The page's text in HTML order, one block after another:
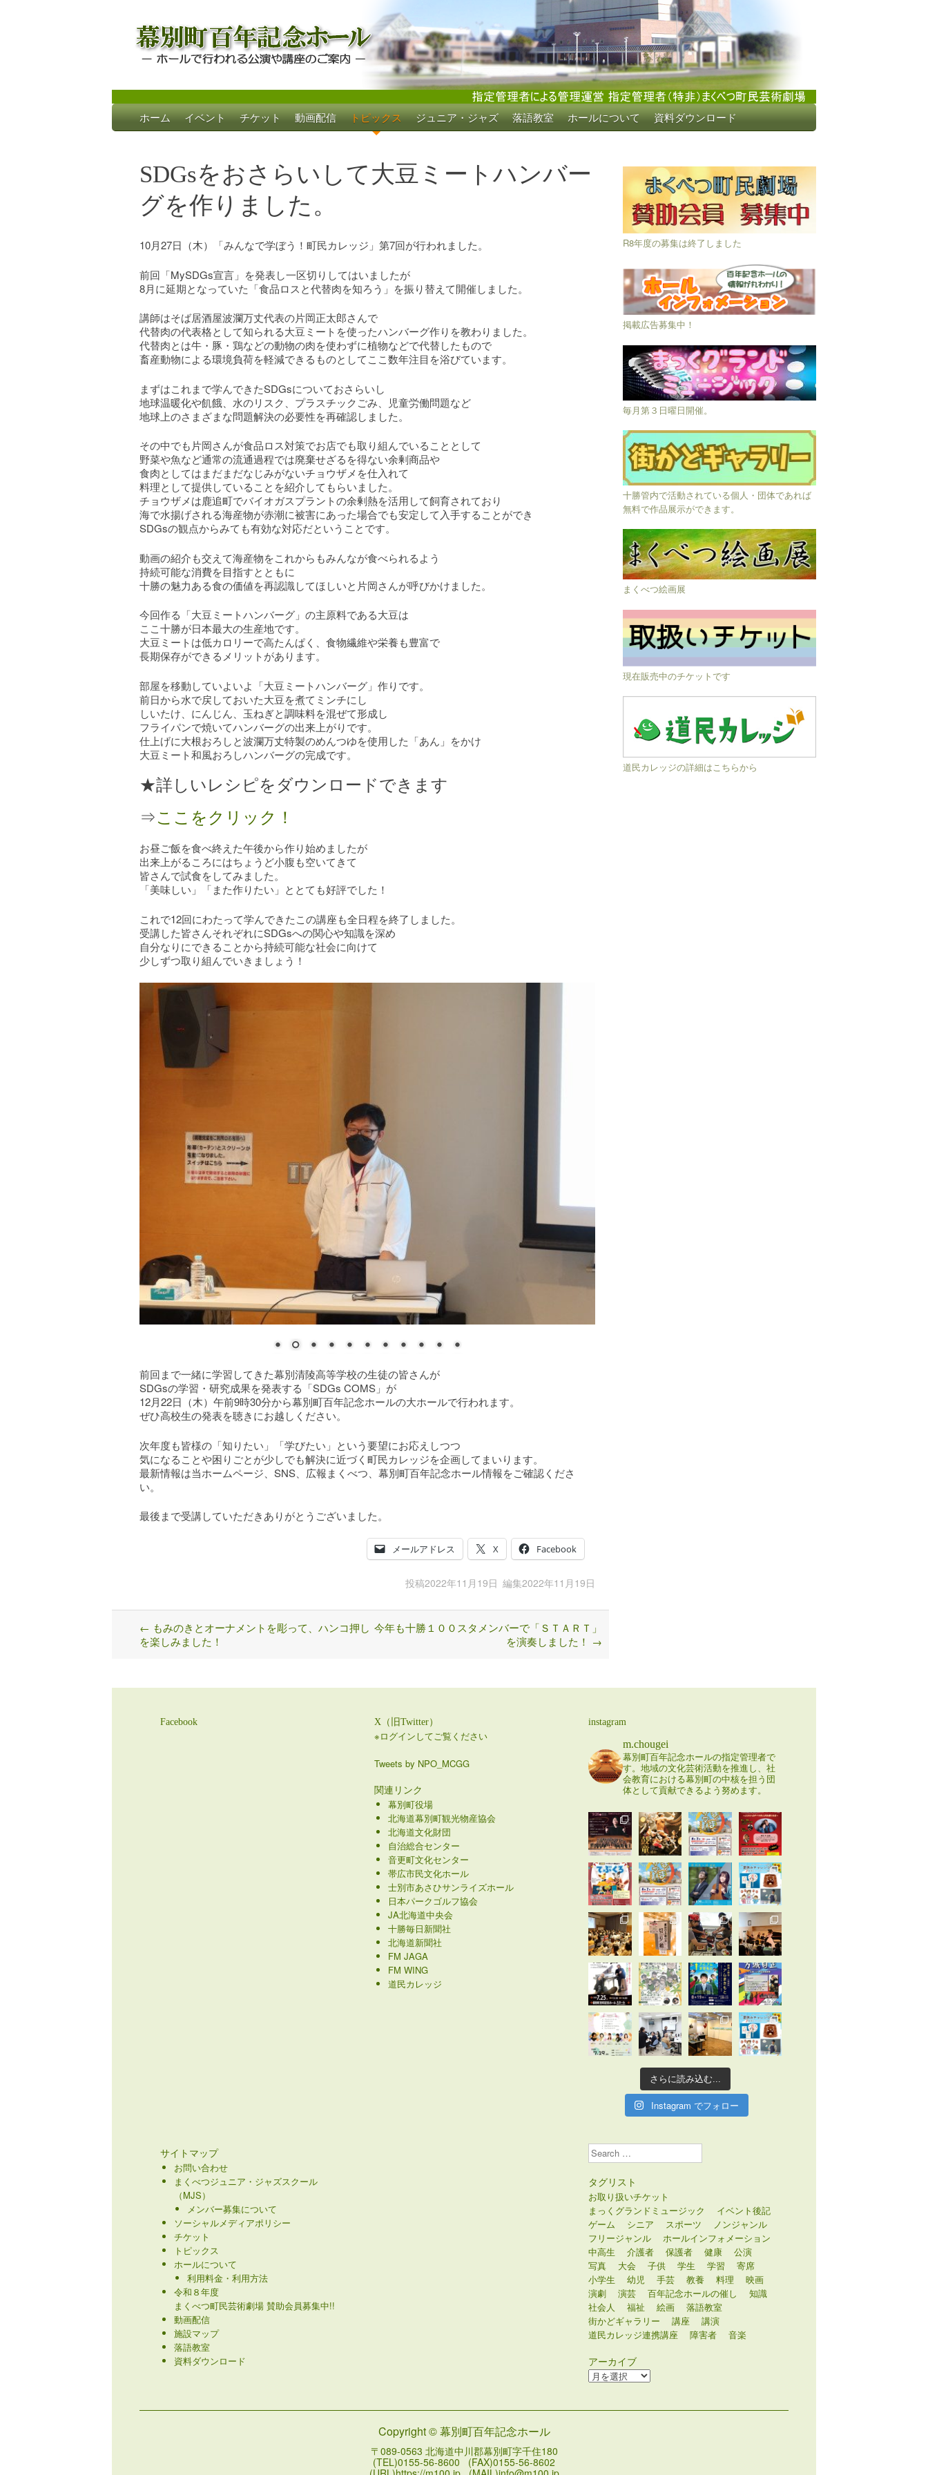
幕別町百年記念ホール
ホールで行われる公演や講座のご案内
Skip
to
ホーム イベント チケット 動画配信 トピックス ジュニア・ジャズ 落語教室 ホールについて 資料ダウンロード
SDGsをおさらいして大豆ミートハンバー
グを作りました。
10月27日（木）「みんなで学ぼう！町民カレッジ」第7回が行われました。
前回「MySDGs宣言」を発表し一区切りしてはいましたが
8月に延期となっていた「食品ロスと代替肉を知ろう」を振り替えて開催しました。
講師はそば居酒屋波瀾万丈代表の片岡正太郎さんで
代替肉の代表格として知られる大豆ミートを使ったハンバーグ作りを教わりました。
代替肉とは牛・豚・鶏などの動物の肉を使わずに植物などで代替したもので
畜産動物による環境負荷を軽減できるものとしてここ数年注目を浴びています。
まずはこれまで学んできたSDGsについておさらいし
地球温暖化や飢餓、水のリスク、プラスチックごみ、児童労働問題など
地球上のさまざまな問題解決の必要性を再確認しました。
その中でも片岡さんが食品ロス対策でお店でも取り組んでいることとして
野菜や魚など通常の流通過程では廃棄せざるを得ない余剰商品や
食肉としてはまだまだなじみがないチョウザメを仕入れて
料理として提供していることを紹介してもらいました。
チョウザメは鹿追町でバイオガスプラントの余剰熱を活用して飼育されており
海で水揚げされる海産物が赤潮に被害にあった場合でも安定して入手することができ
SDGsの観点からみても有効な対応だということです。
動画の紹介も交えて海産物をこれからもみんなが食べられるよう
持続可能な消費を目指すとともに
十勝の魅力ある食の価値を再認識してほしいと片岡さんが呼びかけました。
今回作る「大豆ミートハンバーグ」の主原料である大豆は
ここ十勝が日本最大の生産地です。
大豆ミートは低カロリーで高たんぱく、食物繊維や栄養も豊富で
長期保存ができるメリットがあります。
部屋を移動していよいよ「大豆ミートハンバーグ」作りです。
前日から水で戻しておいた大豆を煮てミンチにし
しいたけ、にんじん、玉ねぎと調味料を混ぜて形成し
フライパンで焼いてハンバーグの出来上がりです。
仕上げに大根おろしと波瀾万丈特製のめんつゆを使用した「あん」をかけ
大豆ミート和風おろしハンバーグの完成です。
★詳しいレシピをダウンロードできます
⇒ここをクリック！
お昼ご飯を食べ終えた午後から作り始めましたが
出来上がるころにはちょうど小腹も空いてきて
皆さんで試食をしてみました。
「美味しい」「また作りたい」ととても好評でした！
これで12回にわたって学んできたこの講座も全日程を終了しました。
受講した皆さんそれぞれにSDGsへの関心や知識を深め
自分なりにできることから持続可能な社会に向けて
少しずつ取り組んでいきましょう！
前回まで一緒に学習してきた幕別清陵高等学校の生徒の皆さんが
SDGsの学習・研究成果を発表する「SDGs COMS」が
12月22日（木）午前9時30分から幕別町百年記念ホールの大ホールで行われます。
ぜひ高校生の発表を聴きにお越しください。
次年度も皆様の「知りたい」「学びたい」という要望にお応えしつつ
気になることや困りごとが少しでも解決に近づく町民カレッジを企画してまいります。
最新情報は当ホームページ、SNS、広報まくべつ、幕別町百年記念ホール情報をご確認くださ
い。
最後まで受講していただきありがとうございました。
メールアドレス X Facebook
投稿2022年11月19日 編集2022年11月19日
Post
navigation
← もみのきとオーナメントを彫って、ハンコ押し
を楽しみました！
今年も十勝１００スタメンバーで「ＳＴＡＲＴ」
を演奏しました！ →
R8年度の募集は終了しました
掲載広告募集中！
毎月第３日曜日開催。
十勝管内で活動されている個人・団体であれば
無料で作品展示ができます。
まくべつ絵画展
現在販売中のチケットです
道民カレッジの詳細はこちらから
Facebook
サイトマップ
お問い合わせ
まくべつジュニア・ジャズスクール
（MJS）
メンバー募集について
ソーシャルメディアポリシー
チケット
トピックス
ホールについて
利用料金・利用方法
令和８年度
まくべつ町民芸術劇場 賛助会員募集中!!
動画配信
施設マップ
落語教室
資料ダウンロード
X（旧Twitter）
※ログインしてご覧ください
Tweets by NPO_MCGG
関連リンク
幕別町役場
北海道幕別町観光物産協会
北海道文化財団
自治総合センター
音更町文化センター
帯広市民文化ホール
士別市あさひサンライズホール
日本パークゴルフ協会
JA北海道中央会
十勝毎日新聞社
北海道新聞社
FM JAGA
FM WING
道民カレッジ
instagram
m.chougei
幕別町百年記念ホールの指定管理者で
す。地域の文化芸術活動を推進し、社
会教育における幕別町の中核を担う団
体として貢献できるよう努めます。
さらに読み込む...
Instagram でフォロー
Search
タグリスト
お取り扱いチケット
まっくグランドミュージック
イベント後記
ゲーム
シニア スポーツ
ノンジャンル
フリージャンル
ホールインフォメーション
中高生
介護者 保護者 健康
公演
写真
大会 子供 学生 学習
寄席
小学生
幼児 手芸 教養 料理
映画
演劇
演芸 百年記念ホールの催し
知識
社会人
福祉 絵画
落語教室
街かどギャラリー
講座
講演
道民カレッジ連携講座
障害者 音楽
アーカイブ
ア
Copyright © 幕別町百年記念ホール
〒089-0563 北海道中川郡幕別町字千住180
(TEL)0155-56-8600 (FAX)0155-56-8602